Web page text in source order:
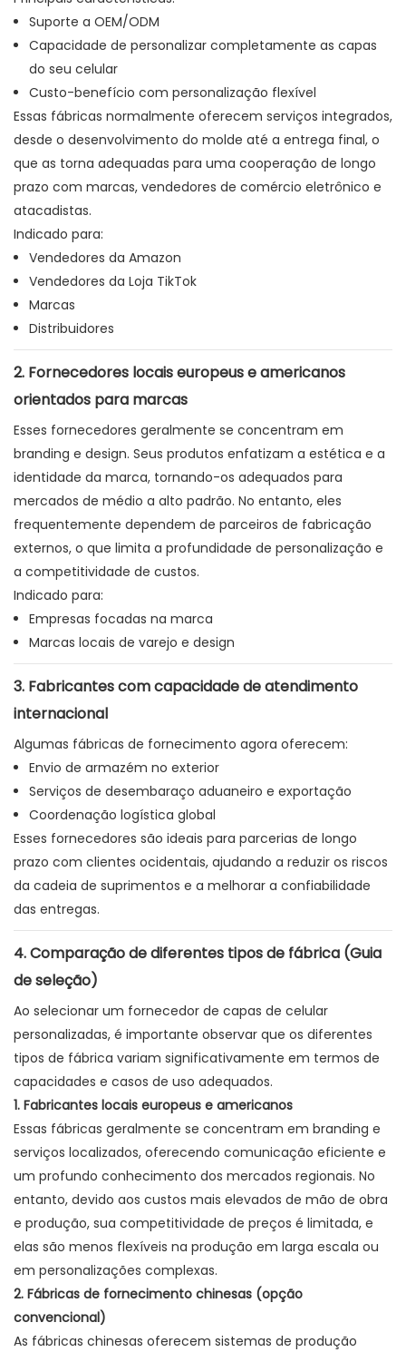
Suporte a OEM/ODM
Capacidade de personalizar completamente as capas
do seu celular
Custo-benefício com personalização flexível
Essas fábricas normalmente oferecem serviços integrados,
desde o desenvolvimento do molde até a entrega final, o
que as torna adequadas para uma cooperação de longo
prazo com marcas, vendedores de comércio eletrônico e
atacadistas.
Indicado para:
Vendedores da Amazon
Vendedores da Loja TikTok
Marcas
Distribuidores
2. Fornecedores locais europeus e americanos
orientados para marcas
Esses fornecedores geralmente se concentram em
branding e design. Seus produtos enfatizam a estética e a
identidade da marca, tornando-os adequados para
mercados de médio a alto padrão. No entanto, eles
frequentemente dependem de parceiros de fabricação
externos, o que limita a profundidade de personalização e
a competitividade de custos.
Indicado para:
Empresas focadas na marca
Marcas locais de varejo e design
3. Fabricantes com capacidade de atendimento
internacional
Algumas fábricas de fornecimento agora oferecem:
Envio de armazém no exterior
Serviços de desembaraço aduaneiro e exportação
Coordenação logística global
Esses fornecedores são ideais para parcerias de longo
prazo com clientes ocidentais, ajudando a reduzir os riscos
da cadeia de suprimentos e a melhorar a confiabilidade
das entregas.
4. Comparação de diferentes tipos de fábrica (Guia
de seleção)
Ao selecionar um fornecedor de capas de celular
personalizadas, é importante observar que os diferentes
tipos de fábrica variam significativamente em termos de
capacidades e casos de uso adequados.
1. Fabricantes locais europeus e americanos
Essas fábricas geralmente se concentram em branding e
serviços localizados, oferecendo comunicação eficiente e
um profundo conhecimento dos mercados regionais. No
entanto, devido aos custos mais elevados de mão de obra
e produção, sua competitividade de preços é limitada, e
elas são menos flexíveis na produção em larga escala ou
em personalizações complexas.
2. Fábricas de fornecimento chinesas (opção
convencional)
As fábricas chinesas oferecem sistemas de produção